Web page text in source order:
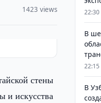
1423 views
стены
и искусства
22:30
В
22:15
В